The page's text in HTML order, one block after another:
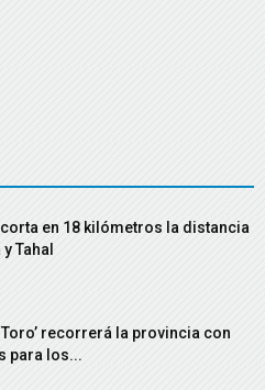
en 18 kilómetros la distancia
Tahal
recorrerá la provincia con
para los...